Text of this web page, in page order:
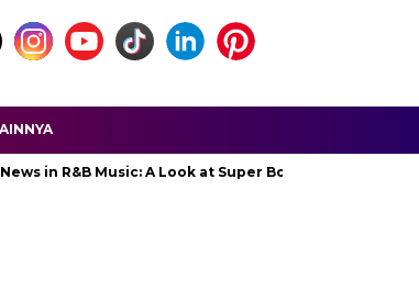
in R&B Music: A Look at Super Bowl